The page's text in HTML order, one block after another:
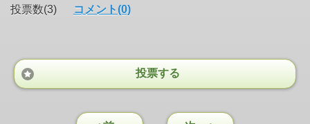
投票数(3) コメント(0)
投票する